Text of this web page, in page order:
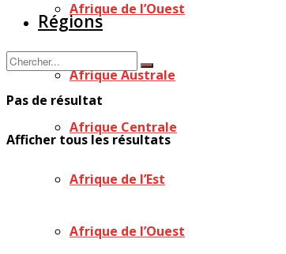
Afrique de l’Ouest
Pas de résultat
Afficher tous les résultats
Régions
Afrique Australe
Afrique Centrale
Afrique de l’Est
Afrique de l’Ouest